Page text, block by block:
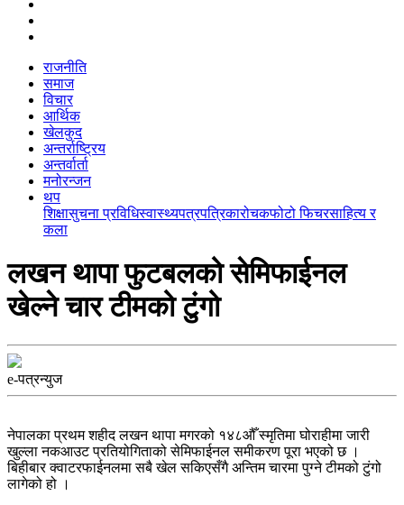
राजनीति
समाज
विचार
आर्थिक
खेलकुद
अन्तर्राष्ट्रिय
अन्तर्वार्ता
मनोरन्जन
थप
शिक्षासुचना प्रविधिस्वास्थ्यपत्रपत्रिकारोचकफोटो फिचरसाहित्य र
कला
लखन थापा फुटबलको सेमिफाईनल
खेल्ने चार टीमको टुंगो
e-पत्रन्युज
नेपालका प्रथम शहीद लखन थापा मगरको १४८औँ स्मृतिमा घोराहीमा जारी
खुल्ला नकआउट प्रतियोगिताको सेमिफाईनल समीकरण पूरा भएको छ ।
बिहीबार क्वाटरफाईनलमा सबै खेल सकिएसँगै अन्तिम चारमा पुग्ने टीमको टुंगो
लागेको हो ।